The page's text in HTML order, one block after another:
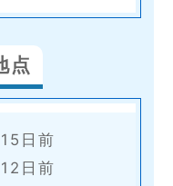
点
日前
日前